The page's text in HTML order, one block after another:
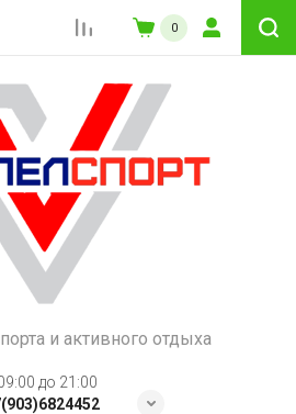
0
и активного отдыха
до 21:00